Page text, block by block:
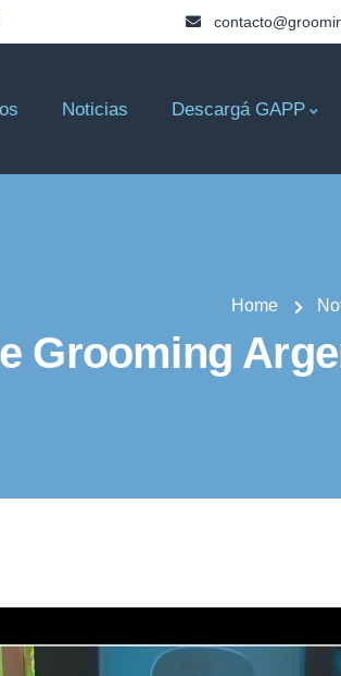
Noticias Descargá GAPP
Home
Grooming